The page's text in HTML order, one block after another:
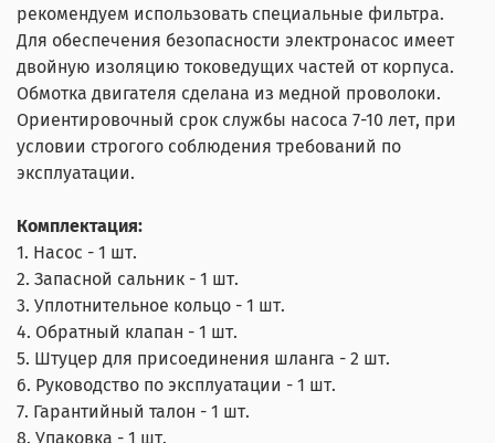
рекомендуем использовать специальные фильтра.
Для обеспечения безопасности электронасос имеет
двойную изоляцию токоведущих частей от корпуса.
Обмотка двигателя сделана из медной проволоки.
Ориентировочный срок службы насоса 7-10 лет, при
условии строгого соблюдения требований по
эксплуатации.
Комплектация:
1. Насос - 1 шт.
2. Запасной сальник - 1 шт.
3. Уплотнительное кольцо - 1 шт.
4. Обратный клапан - 1 шт.
5. Штуцер для присоединения шланга - 2 шт.
6. Руководство по эксплуатации - 1 шт.
7. Гарантийный талон - 1 шт.
8. Упаковка - 1 шт.